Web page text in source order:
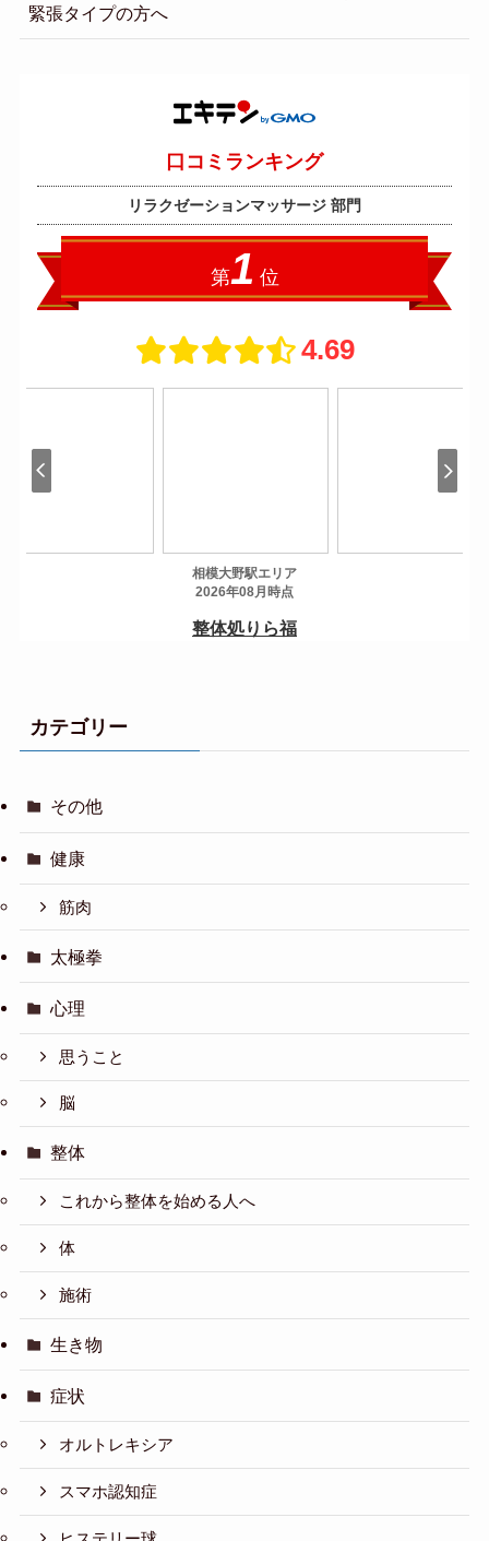
緊張タイプの方へ
カテゴリー
その他
健康
筋肉
太極拳
心理
思うこと
脳
整体
これから整体を始める人へ
体
施術
生き物
症状
オルトレキシア
スマホ認知症